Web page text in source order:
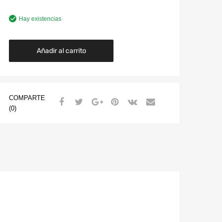
Hay existencias
Añadir al carrito
COMPARTE
(0)